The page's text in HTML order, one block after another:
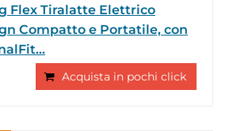
Flex Tiralatte Elettrico
Compatto e Portatile, con
Acquista in pochi click